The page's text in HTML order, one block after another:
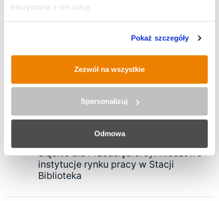
korzystania z ich usług.
Pokaż szczegóły
Zezwól na wszystkie
Spersonalizuj
Odmowa
IX Rudzki Półmaraton Industrialny
na budowie trasy N-S
Śląskie dla Przedsiębiorcy: Kluczowe
instytucje rynku pracy w Stacji
Biblioteka